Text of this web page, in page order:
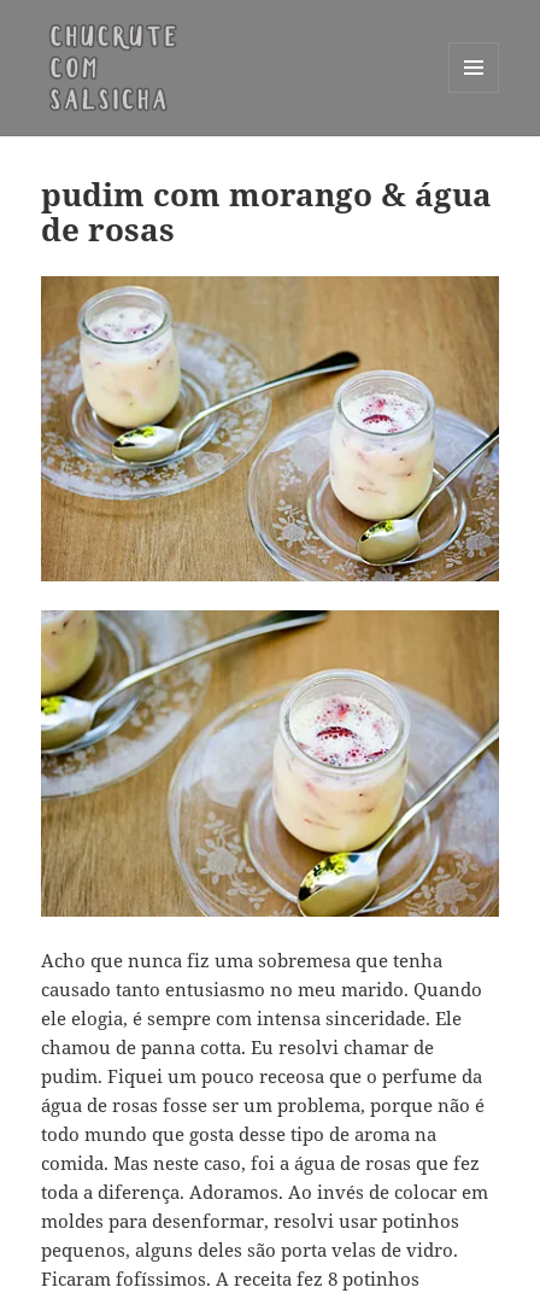
WIDGETS
pudim com morango & água
de rosas
Acho que nunca fiz uma sobremesa que tenha
causado tanto entusiasmo no meu marido. Quando
ele elogia, é sempre com intensa sinceridade. Ele
chamou de panna cotta. Eu resolvi chamar de
pudim. Fiquei um pouco receosa que o perfume da
água de rosas fosse ser um problema, porque não é
todo mundo que gosta desse tipo de aroma na
comida. Mas neste caso, foi a água de rosas que fez
toda a diferença. Adoramos. Ao invés de colocar em
moldes para desenformar, resolvi usar potinhos
pequenos, alguns deles são porta velas de vidro.
Ficaram fofíssimos. A receita fez 8 potinhos